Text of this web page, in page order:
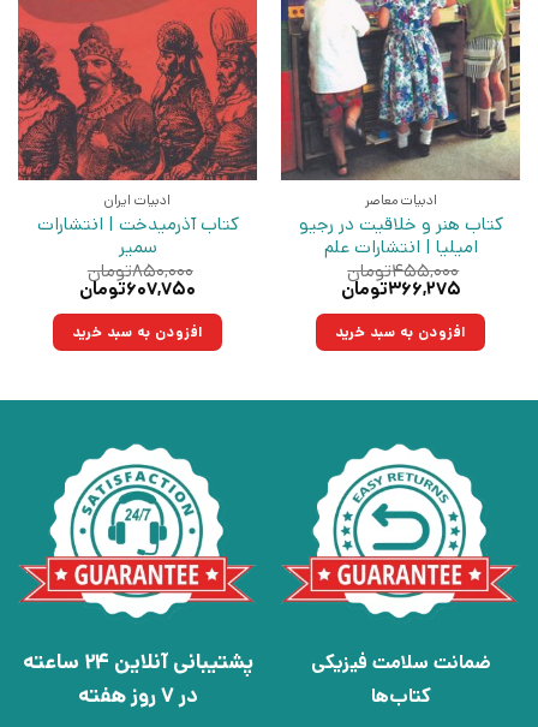
ادبیات معاصر
کتاب هنر و خلاقیت در رجیو
امیلیا | انتشارات علم
۴۵۵,۰۰۰تومان
قیمت
۴۵۵,۰۰۰تومان
بود.
۳۶۶,۲۷۵تومان
۳۶۶,۲۷۵تومان.افزودن به سبد خرید
ادبیات ایران
کتاب آذرمیدخت | انتشارات
سمیر
۸۵۰,۰۰۰تومان
قیمت
۸۵۰,۰۰۰تومان
بود.
۶۰۷,۷۵۰تومان
۶۰۷,۷۵۰تومان.افزودن به سبد خرید
ضمانت سلامت فیزیکی
کتاب‌ها
پشتیبانی آنلاین 24 ساعته
در 7 روز هفته